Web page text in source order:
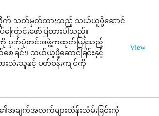
လိုက် သတ်မှတ်ထားသည့် သယ်ယူပို့ဆောင်
ောင်းဖော်ပြထားပါသည်။
းကို မှတ်ပုံတင်အဖွဲ့ကထုတ်ပြန်သည့်
ခြင်း၊ သယ်ယူပို့ဆောင်ခြင်းနှင့်
းသုံးသူနှင့် ပတ်ဝန်းကျင်ကို
View
အချက်အလက်များထိန်းသိမ်းခြင်းကို